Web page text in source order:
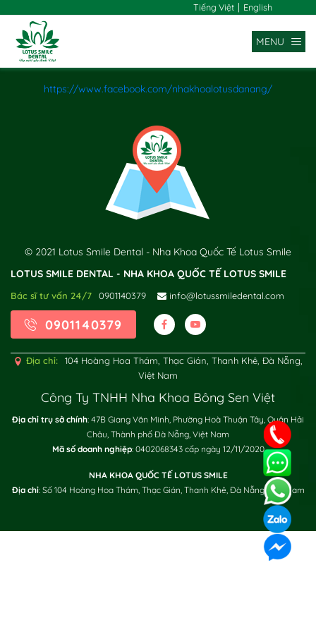
Tiếng Việt | English
MENU
https://www.facebook.com/nhakhoalotusdanang/
© 2021 Lotus Smile Dental - Nha Khoa Quốc Tế Lotus Smile
LOTUS SMILE DENTAL - NHA KHOA QUỐC TẾ LOTUS SMILE
Bác sĩ tư vấn 24/7 0901140379 info@lotussmiledental.com
0901140379
Địa chỉ:
104 Hoàng Hoa Thám, Thạc Gián, Thanh Khê, Đà Nẵng,
Việt Nam
Công Ty TNHH Nha Khoa Bông Sen Việt
Địa chỉ trụ sở chính: 47B Giang Văn Minh, Phường Hoà Thuận Tây, Quận Hải
Châu, Thành phố Đà Nẵng, Việt Nam
Mã số doanh nghiệp: 0402068343 cấp ngày 12/11/2020
NHA KHOA QUỐC TẾ LOTUS SMILE
Địa chỉ: Số 104 Hoàng Hoa Thám, Thạc Gián, Thanh Khê, Đà Nẵng, Việt Nam
XÁC NHẬN / SEND